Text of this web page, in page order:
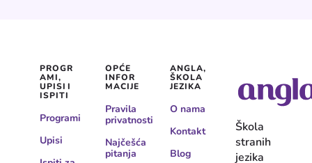
PROGR
AMI,
UPISI I
ISPITI
Programi
Upisi
OPĆE
INFOR
MACIJE
Pravila
privatnosti
Najčešća
pitanja
ANGLA,
ŠKOLA
JEZIKA
O nama
Kontakt
Blog
Škola
stranih
jezika